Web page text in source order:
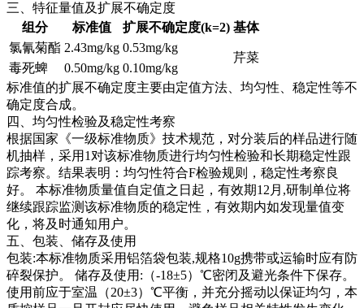
三、特征量值及扩展不确定度
组分
标准值 扩展不确定度(k=2) 基体
氯氰菊酯 2.43mg/kg 0.53mg/kg
芹菜
毒死蜱 0.50mg/kg 0.10mg/kg
标准值的扩展不确定度主要由定值方法、均匀性、稳定性等不
确定度合成。
四、均匀性检验及稳定性考察
根据国家《一级标准物质》技术规范，对分装后的样品进行随
机抽样，采用1对该标准物质进行均匀性检验和长期稳定性跟
踪考察。结果表明：均匀性符合F检验规则，稳定性考察良
好。 本标准物质量值自定值之日起，有效期12月,研制单位将
继续跟踪监测该标准物质的稳定性，有效期内如发现量值变
化，将及时通知用户。
五、包装、储存及使用
包装:本标准物质采用铝箔袋包装,规格10g携带或运输时应有防
碎裂保护。 储存及使用:（-18±5）℃密闭及避光条件下保存。
使用前应于室温（20±3）℃平衡，并充分摇动以保证均匀，本